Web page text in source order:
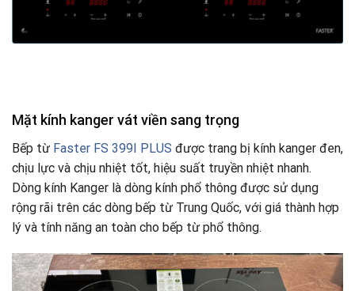
Mặt kính kanger vát viền sang trọng
Bếp từ Faster FS 399I PLUS được trang bị kính kanger đen,
chịu lực và chịu nhiệt tốt, hiệu suất truyền nhiệt nhanh.
Dòng kính Kanger là dòng kính phổ thông được sử dụng
rộng rãi trên các dòng bếp từ Trung Quốc, với giá thành hợp
lý và tính năng an toàn cho bếp từ phổ thông.